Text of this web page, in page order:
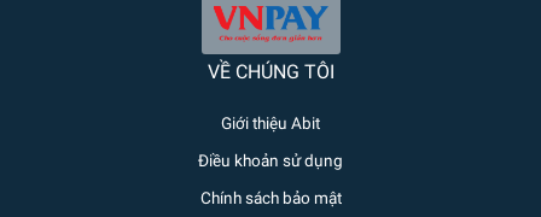
VỀ CHÚNG TÔI
Giới thiệu Abit
Điều khoản sử dụng
Chính sách bảo mật